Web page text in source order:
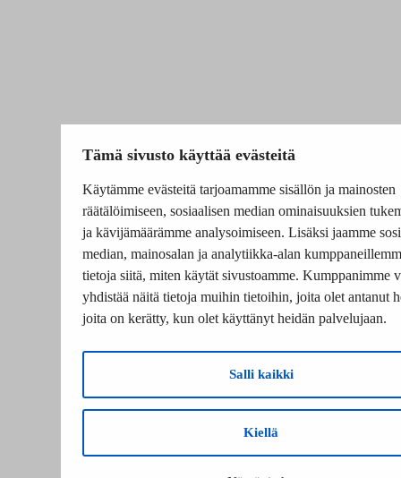
Tämä sivusto käyttää evästeitä
Käytämme evästeitä tarjoamamme sisällön ja mainosten
räätälöimiseen, sosiaalisen median ominaisuuksien
ja kävijämäärämme analysoimiseen. Lisäksi jaamme
median, mainosalan ja analytiikka-alan
tietoja siitä, miten käytät sivustoamme. Kumppanimme
yhdistää näitä tietoja muihin tietoihin, joita olet antanut
joita on kerätty, kun olet käyttänyt heidän palvelujaan.
Salli kaikki
Kiellä